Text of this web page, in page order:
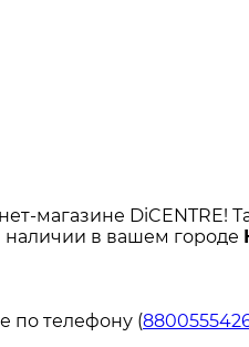
магазине DiCENTRE!
наличии в вашем городе
по телефону (